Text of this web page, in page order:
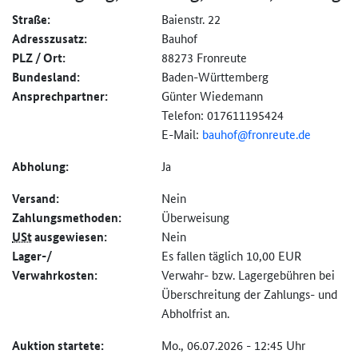
Straße: Baienstr. 22
Adresszusatz: Bauhof
PLZ / Ort: 88273 Fronreute
Bundesland: Baden-Württemberg
Ansprechpartner:
Günter Wiedemann
Telefon: 017611195424
E-Mail: bauhof@fronreute.de
Abholung: Ja
Versand: Nein
Zahlungs­methoden: Überweisung
UStausgewiesen: Nein
Lager-/
Verwahrkosten:
Es fallen täglich 10,00 EUR
Verwahr- bzw. Lagergebühren bei
Überschreitung der Zahlungs- und
Abholfrist an.
Auktion startete: Mo., 06.07.2026 - 12:45 Uhr